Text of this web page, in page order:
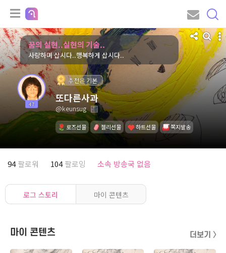
꿈의 실현..실현의 기술..
사랑하며 삽시다..행복하게 삽시다..
47
추천은 기본
또다른사과
@keunsug
로즈선물 젤리선물 하트선물 쪽지발송
94팔로워 104팔로잉 소속 방송국 없음
로그 스토리 마이 콘텐츠
마이 콘텐츠 더보기 〉